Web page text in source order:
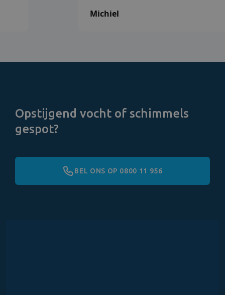
Michiel
Opstijgend vocht of schimmels
gespot?
BEL ONS OP 0800 11 956